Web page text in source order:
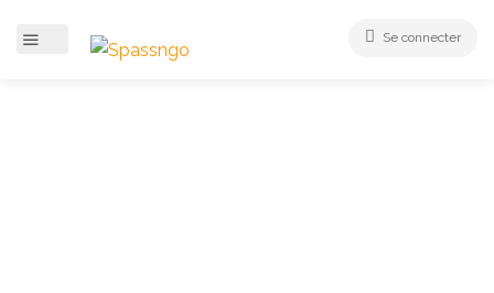
Se connecter